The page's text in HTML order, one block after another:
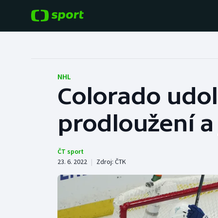
Hokej
Tenis
Cyklistika
Baseball a softbal
Basketbal
Boby a skeleton
Box
NHL
Colorado
prodloužení
ČT sport
23. 6. 2022 | Zdroj: ČTK